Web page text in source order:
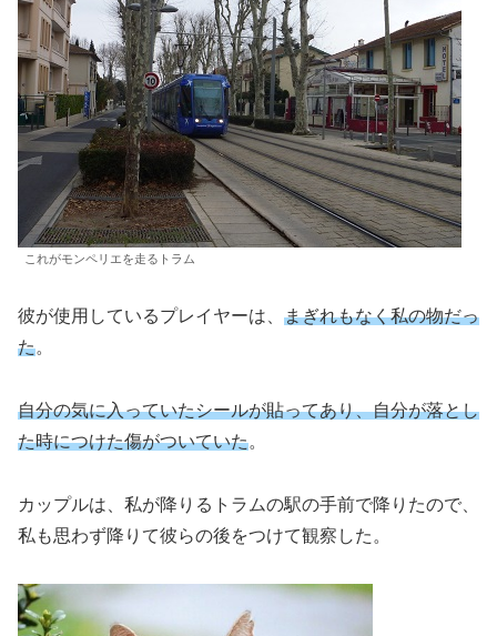
これがモンペリエを走るトラム
彼が使用しているプレイヤーは、 まぎれもなく私の物だっ
た。
自分の気に入っていたシールが貼ってあり、自分が落とし
た時につけた傷がついていた。
カップルは、私が降りるトラムの駅の手前で降りたので、
私も思わず降りて彼らの後をつけて観察した。